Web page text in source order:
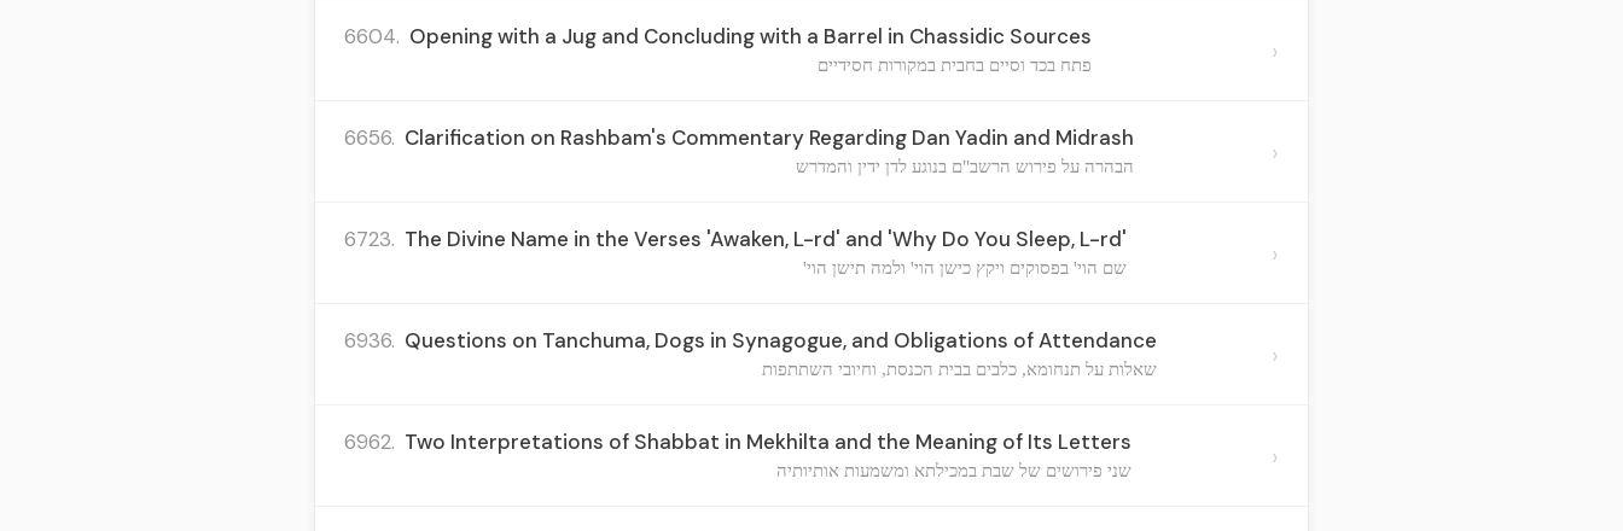
6604. Opening with a Jug and Concluding with a Barrel in Chassidic Sources
פתח בכד וסיים בחבית במקורות חסידיים ›
6656. Clarification on Rashbam's Commentary Regarding Dan Yadin and Midrash
הבהרה על פירוש הרשב"ם בנוגע לדן ידין והמדרש ›
6723. The Divine Name in the Verses 'Awaken, L-rd' and 'Why Do You Sleep, L-rd'
שם הוי' בפסוקים ויקץ כישן הוי' ולמה תישן הוי' ›
6936. Questions on Tanchuma, Dogs in Synagogue, and Obligations of Attendance
שאלות על תנחומא, כלבים בבית הכנסת, וחיובי השתתפות ›
6962. Two Interpretations of Shabbat in Mekhilta and the Meaning of Its Letters
שני פירושים של שבת במכילתא ומשמעות אותיותיה ›